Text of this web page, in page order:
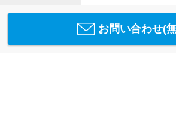
お問い合わせ(